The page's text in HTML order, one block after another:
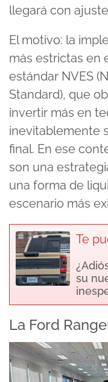
llegará con
El motivo: la
más estrictas en
estándar NVES
Standard), que
invertir más en
inevitablemente
final. En ese
son una
una forma de
escenario más
Te
su
La Ford